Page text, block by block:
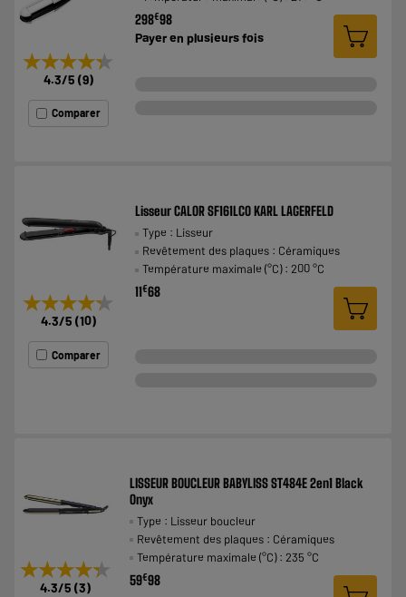
★★★★★
★★★★★
4.3/5 (9)
Comparer
298€98
Payer en plusieurs fois
★★★★★
★★★★★
4.3/5 (10)
Comparer
Lisseur CALOR SF161LC0 KARL LAGERFELD
Type : Lisseur
Revêtement des plaques : Céramiques
Température maximale (°C) : 200 °C
11€68
★★★★★
★★★★★
4.3/5 (3)
LISSEUR BOUCLEUR BABYLISS ST484E 2en1 Black
Onyx
Type : Lisseur boucleur
Revêtement des plaques : Céramiques
Température maximale (°C) : 235 °C
59€98